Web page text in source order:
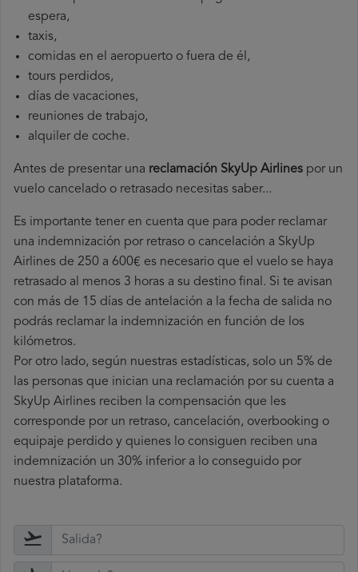
espera,
taxis,
comidas en el aeropuerto o fuera de él,
tours perdidos,
días de vacaciones,
reuniones de trabajo,
alquiler de coche.
Antes de presentar una reclamación SkyUp Airlines por un
vuelo cancelado o retrasado necesitas saber...
Es importante tener en cuenta que para poder reclamar
una indemnización por retraso o cancelación a SkyUp
Airlines de 250 a 600€ es necesario que el vuelo se haya
retrasado al menos 3 horas a su destino final. Si te avisan
con más de 15 días de antelación a la fecha de salida no
podrás reclamar la indemnización en función de los
kilómetros.
Por otro lado, según nuestras estadísticas, solo un 5% de
las personas que inician una reclamación por su cuenta a
SkyUp Airlines reciben la compensación que les
corresponde por un retraso, cancelación, overbooking o
equipaje perdido y quienes lo consiguen reciben una
indemnización un 30% inferior a lo conseguido por
nuestra plataforma.